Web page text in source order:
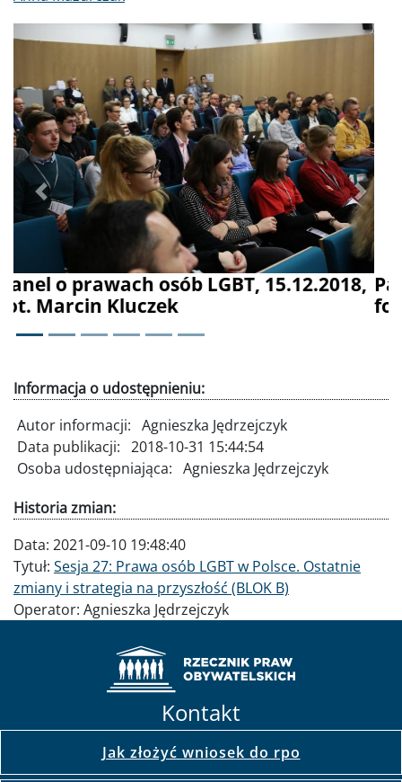
Panel o prawach osób LGBT, 15.12.2018,
fot. Marcin Kluczek
Poprzednie Dalej
Informacja o udostępnieniu:
Autor informacji: Agnieszka Jędrzejczyk
Data publikacji: 2018-10-31 15:44:54
Osoba udostępniająca: Agnieszka Jędrzejczyk
Historia zmian:
Data: 2021-09-10 19:48:40
Tytuł: Sesja 27: Prawa osób LGBT w Polsce. Ostatnie
zmiany i strategia na przyszłość (BLOK B)
Operator: Agnieszka Jędrzejczyk
Kontakt
Jak złożyć wniosek do rpo